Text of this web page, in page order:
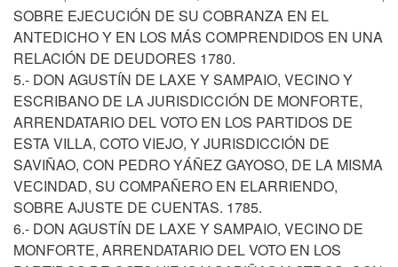
SOBRE EJECUCIÓN DE SU COBRANZA EN EL
ANTEDICHO Y EN LOS MÁS COMPRENDIDOS EN UNA
RELACIÓN DE DEUDORES 1780.
5.- DON AGUSTÍN DE LAXE Y SAMPAIO, VECINO Y
ESCRIBANO DE LA JURISDICCIÓN DE MONFORTE,
ARRENDATARIO DEL VOTO EN LOS PARTIDOS DE
ESTA VILLA, COTO VIEJO, Y JURISDICCIÓN DE
SAVIÑAO, CON PEDRO YÁÑEZ GAYOSO, DE LA MISMA
VECINDAD, SU COMPAÑERO EN ELARRIENDO,
SOBRE AJUSTE DE CUENTAS. 1785.
6.- DON AGUSTÍN DE LAXE Y SAMPAIO, VECINO DE
MONFORTE, ARRENDATARIO DEL VOTO EN LOS